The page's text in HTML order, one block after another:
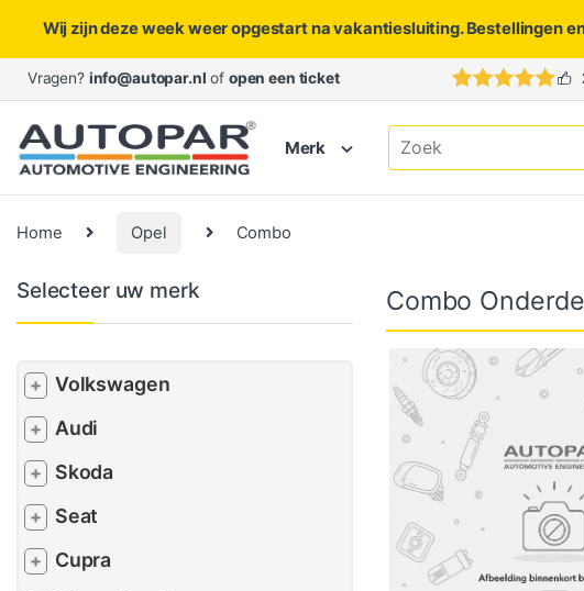
Wij zijn deze week weer opgestart na vakantiesluiting. Bestellingen
Skip to navigation
Skip to content
Vragen? info@autopar.nl of open een ticket
Merk
Search for:
Home Opel Combo
Combo
Selecteer uw merk
+ Volkswagen
+ Audi
+ Skoda
+ Seat
+ Cupra